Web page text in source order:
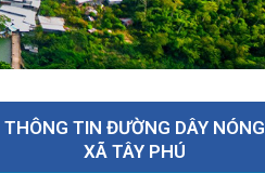
THÔNG TIN ĐƯỜNG DÂY NÓNG
XÃ TÂY PHÚ